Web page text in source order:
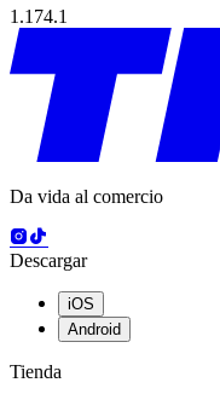
1.174.1
Da vida al comercio
Descargar
iOS
Android
Tienda